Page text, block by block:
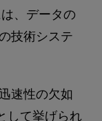
、データの
技術システ
速性の欠如
して挙げられ